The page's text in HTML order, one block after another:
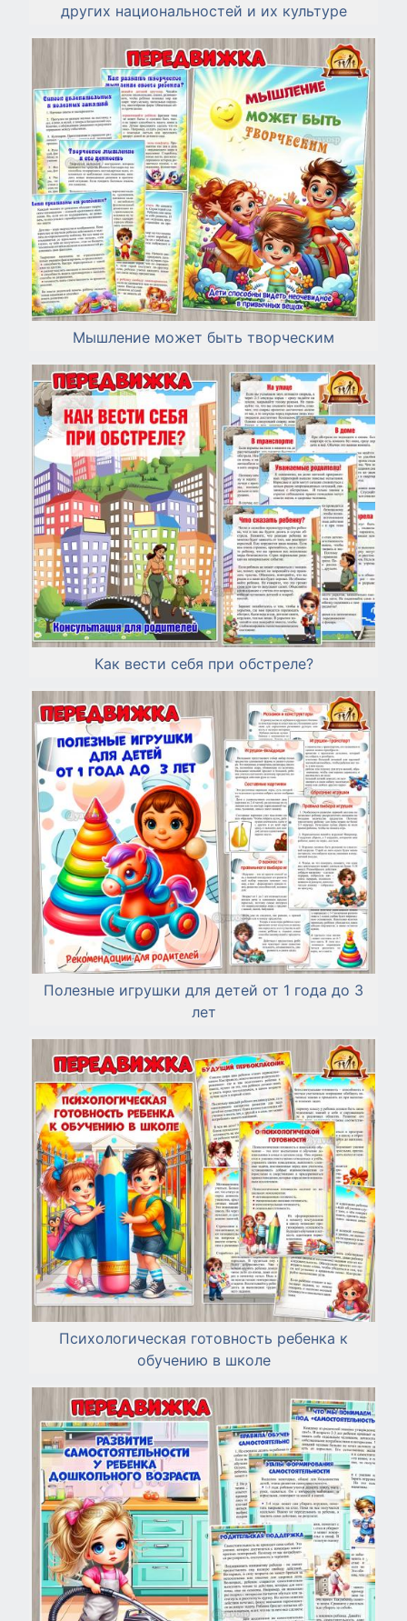
других национальностей и их культуре
Мышление может быть творческим
Как вести себя при обстреле?
Полезные игрушки для детей от 1 года до 3
лет
Психологическая готовность ребенка к
обучению в школе